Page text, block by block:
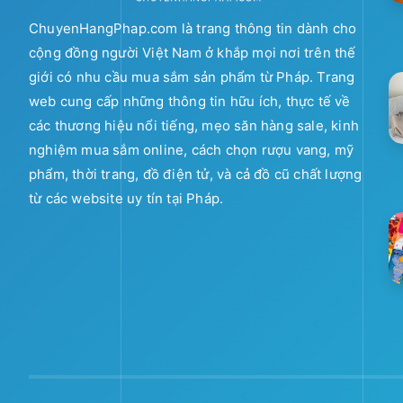
ChuyenHangPhap.com là trang thông tin dành cho
cộng đồng người Việt Nam ở khắp mọi nơi trên thế
giới có nhu cầu mua sắm sản phẩm từ Pháp. Trang
web cung cấp những thông tin hữu ích, thực tế về
các thương hiệu nổi tiếng, mẹo săn hàng sale, kinh
nghiệm mua sắm online, cách chọn rượu vang, mỹ
phẩm, thời trang, đồ điện tử, và cả đồ cũ chất lượng
từ các website uy tín tại Pháp.